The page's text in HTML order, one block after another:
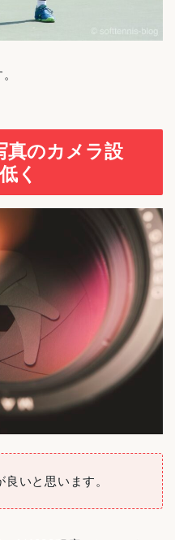
真のカメラ設
く
いと思います。